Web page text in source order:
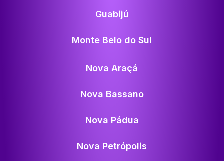
Guabijú
Monte Belo do Sul
Nova Araçá
Nova Bassano
Nova Pádua
Nova Petrópolis